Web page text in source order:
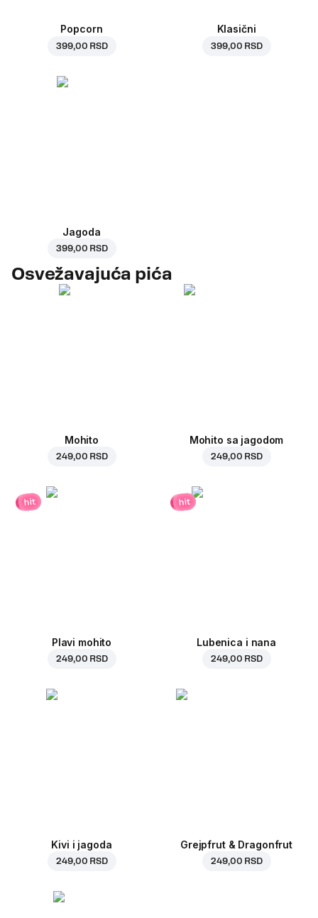
Popcorn
399,00 RSD
Klasični
399,00 RSD
Jagoda
399,00 RSD
Osvežavajuća pića
Mohito
249,00 RSD
Mohito sa jagodom
249,00 RSD
hit
Plavi mohito
249,00 RSD
hit
Lubenica i nana
249,00 RSD
Kivi i jagoda
249,00 RSD
Grejpfrut & Dragonfrut
249,00 RSD